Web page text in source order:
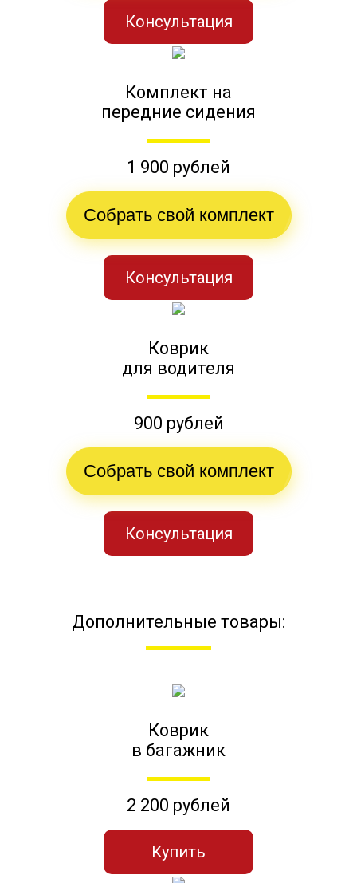
Консультация
Комплект на
передние сидения
1 900 рублей
Собрать свой комплект
Консультация
Коврик
для водителя
900 рублей
Собрать свой комплект
Консультация
Дополнительные товары:
Коврик
в багажник
2 200 рублей
Купить